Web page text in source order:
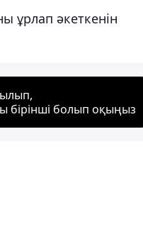
ұрлап әкеткенін
бірінші болып оқыңыз